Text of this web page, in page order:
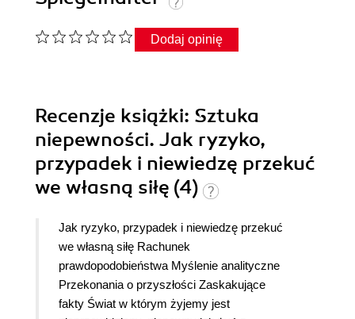
Dodaj opinię
Recenzje książki: Sztuka
niepewności. Jak ryzyko,
przypadek i niewiedzę przekuć
we własną siłę (4)
Jak ryzyko, przypadek i niewiedzę przekuć
we własną siłę Rachunek
prawdopodobieństwa Myślenie analityczne
Przekonania o przyszłości Zaskakujące
fakty Świat w którym żyjemy jest